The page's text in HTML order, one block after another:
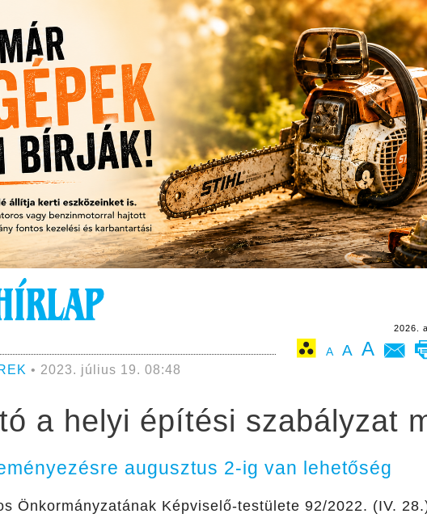
2026.
A A A
• 2023. július 19. 08:48
a helyi építési szabályzat
augusztus 2-ig van lehetőség
Önkormányzatának Képviselő-testülete 92/2022. (IV.